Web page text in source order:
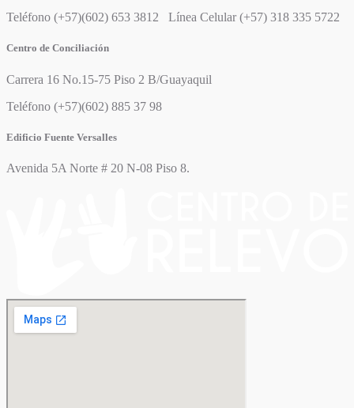
Teléfono (+57)(602) 653 3812 Línea Celular (+57) 318 335 5722
Centro de Conciliación
Carrera 16 No.15-75 Piso 2 B/Guayaquil
Teléfono (+57)(602) 885 37 98
Edificio Fuente Versalles
Avenida 5A Norte # 20 N-08 Piso 8.